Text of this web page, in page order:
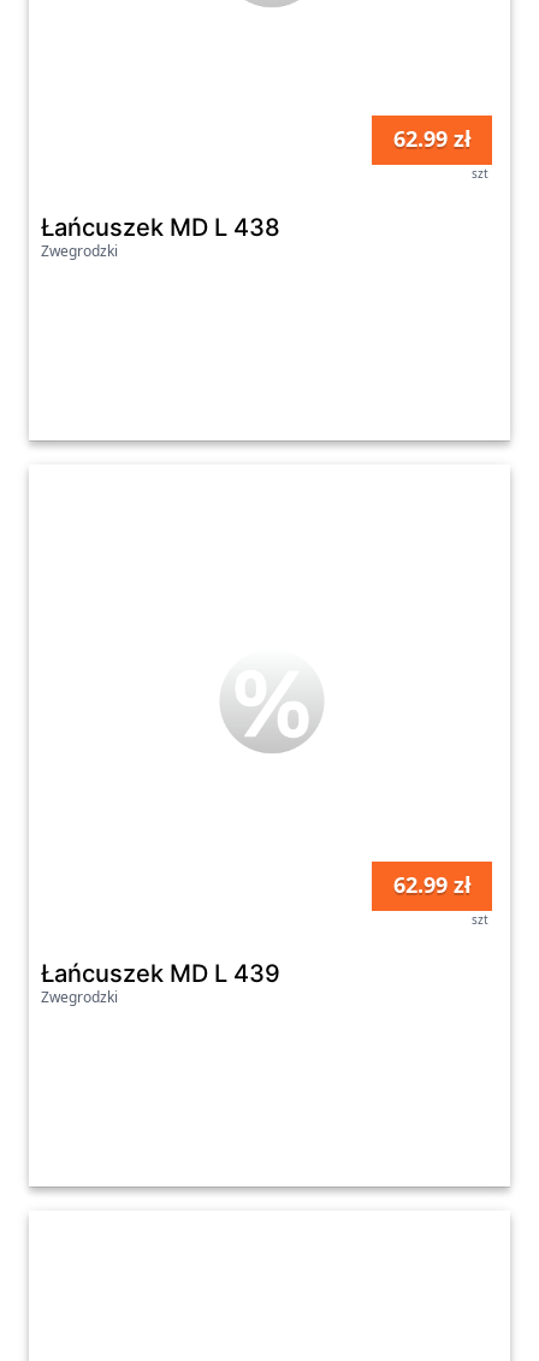
62.99 zł
szt
Łańcuszek MD L 438
Zwegrodzki
62.99 zł
szt
Łańcuszek MD L 439
Zwegrodzki